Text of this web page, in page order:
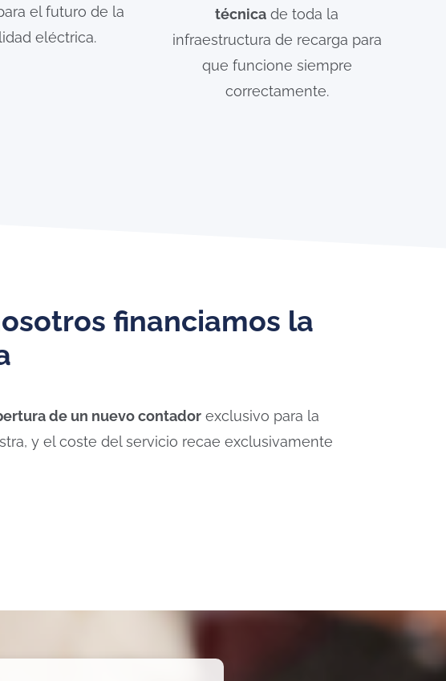
el futuro de la
eléctrica.
técnica de toda la
infraestructura de recarga para
que funcione siempre
correctamente.
financiamos la
de un nuevo contador exclusivo para la
y el coste del servicio recae exclusivamente